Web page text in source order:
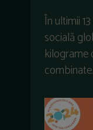
În ultimii
socială
kilograme
combinate.